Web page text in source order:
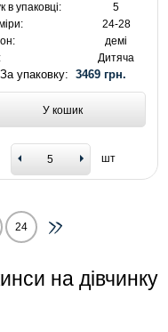
в упаковці:
5
24-28
демі
Дитяча
За упаковку: 3469 грн.
У кошик
шт
24
на дівчинку